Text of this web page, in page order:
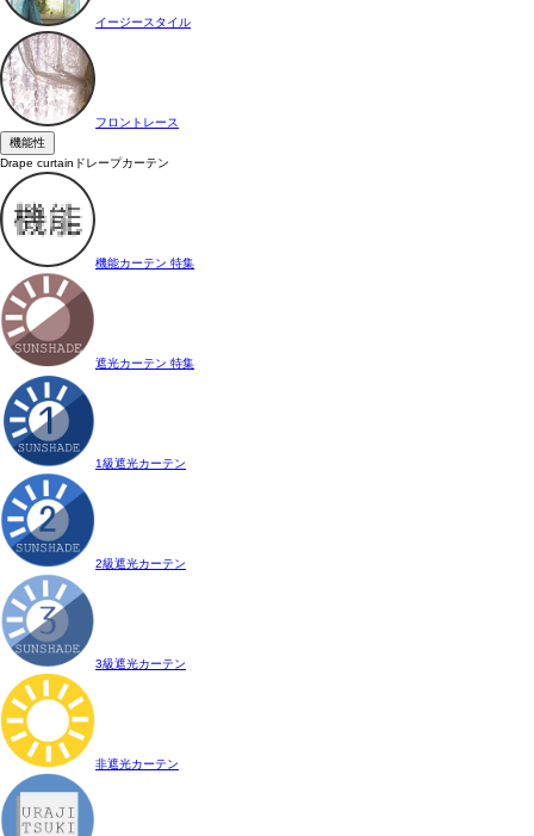
イージースタイル
フロントレース
機能性
Drape curtain ドレープカーテン
機能カーテン 特集
遮光カーテン 特集
1級遮光カーテン
2級遮光カーテン
3級遮光カーテン
非遮光カーテン